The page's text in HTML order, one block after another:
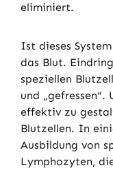
eliminiert.
Ist dieses
das Blut.
speziellen
und
effektiv zu
Blutzellen. In
Ausbildung von
Lymphozyten,